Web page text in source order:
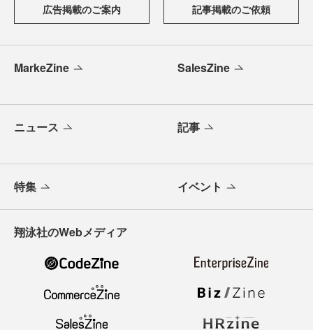
広告掲載のご案内 記事掲載のご依頼
MarkeZine SalesZine
ニュース 記事
特集 イベント
翔泳社のWebメディア